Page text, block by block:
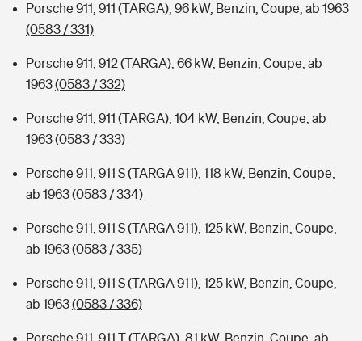
Porsche 911, 911 (TARGA), 96 kW, Benzin, Coupe, ab 1963
(0583 / 331)
Porsche 911, 912 (TARGA), 66 kW, Benzin, Coupe, ab
1963(0583 / 332)
Porsche 911, 911 (TARGA), 104 kW, Benzin, Coupe, ab
1963(0583 / 333)
Porsche 911, 911 S (TARGA 911), 118 kW, Benzin, Coupe,
ab 1963(0583 / 334)
Porsche 911, 911 S (TARGA 911), 125 kW, Benzin, Coupe,
ab 1963(0583 / 335)
Porsche 911, 911 S (TARGA 911), 125 kW, Benzin, Coupe,
ab 1963(0583 / 336)
Porsche 911, 911 T (TARGA), 81 kW, Benzin, Coupe, ab